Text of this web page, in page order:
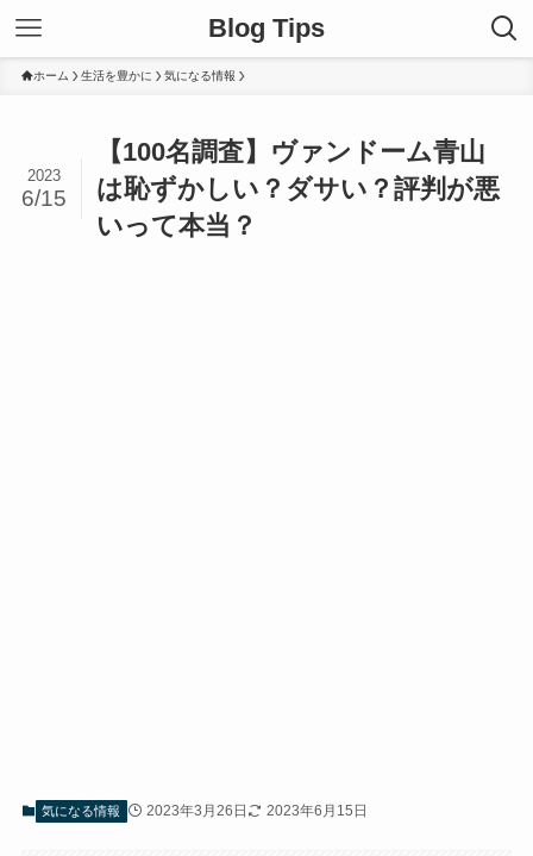
Blog Tips
ホーム 生活を豊かに 気になる情報
【100名調査】ヴァンドーム青山
は恥ずかしい？ダサい？評判が悪
いって本当？
2023
6/15
気になる情報 2023年3月26日 2023年6月15日